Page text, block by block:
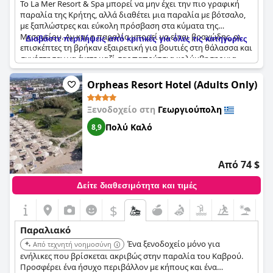
Το La Mer Resort & Spa μπορεί να μην έχει την πιο γραφική
παραλία της Κρήτης, αλλά διαθέτει μια παραλία με βότσαλο,
με ξαπλώστρες και εύκολη πρόσβαση στα κύματα της
Μεσογείου. Αν και η παραλία μπορεί να είναι βραχώδης, οι
επισκέπτες τη βρήκαν εξαιρετική για βουτιές στη θάλασσα και
συνέστησαν να έχετε μαζί σας παπούτσια κολύμβησης για
ευκολότερη είσοδο και έξοδο. Ορισμένοι βρήκαν ότι η
παραλία δεν ήταν της αρεσκείας τους, αλλά υπήρχαν
εναλλακτικές παραλίες σε μικρή απόσταση με το αυτοκίνητο.
Ωστόσο, όλοι συμφώνησαν ότι η πρόσβαση στην παραλία του
θέρετρου ήταν βολική και έκανε τη διαμονή σας χαλαρωτική.
Διαβάστε περιλήψεις από κριτικές για όλες τις κατηγορίες
Orpheas Resort Hotel (Adults Only)
Ξενοδοχείο στη Γεωργιούπολη
8,9 Πολύ Καλό
Από 74 $
Δείτε διαθεσιμότητα και τιμές
$
Παραλιακό
Από τεχνητή νοημοσύνη
Ένα ξενοδοχείο μόνο για
ενήλικες που βρίσκεται ακριβώς στην παραλία του Καβρού.
Προσφέρει ένα ήσυχο περιβάλλον με κήπους και ένα